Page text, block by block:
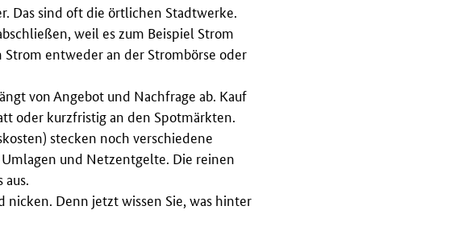
Das sind oft die örtlichen Stadtwerke.
weil es zum Beispiel Strom
entweder an der Strombörse oder
von Angebot und Nachfrage ab. Kauf
oder kurzfristig an den Spotmärkten.
stecken noch verschiedene
und Netzentgelte. Die reinen
nicken. Denn jetzt wissen Sie, was hinter